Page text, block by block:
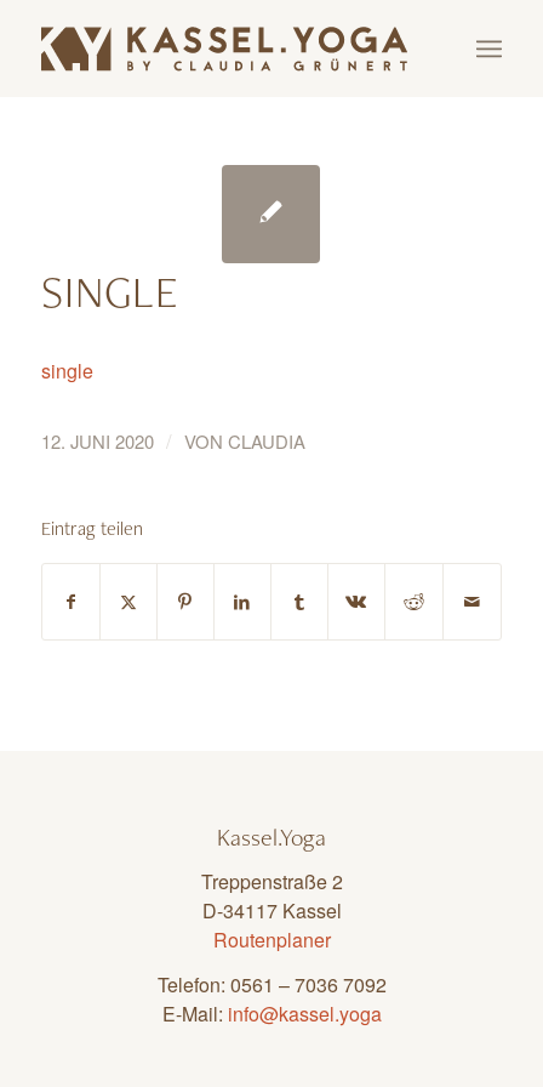
SINGLE
single
12. JUNI 2020 / VON CLAUDIA
Eintrag teilen
Kassel.Yoga
Treppenstraße 2
D-34117 Kassel
Routenplaner
Telefon: 0561 – 7036 7092
E-Mail: info@kassel.yoga